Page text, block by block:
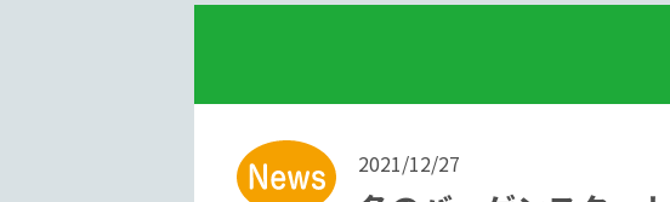
2021/12/27